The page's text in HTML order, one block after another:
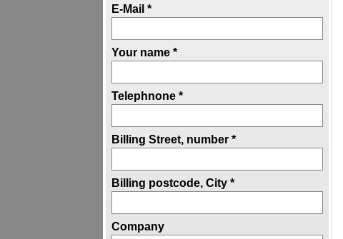
E-Mail *
Your name *
Telephnone *
Billing Street, number *
Billing postcode, City *
Company